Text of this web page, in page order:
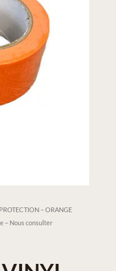
– ORANGE
– Nous consulter